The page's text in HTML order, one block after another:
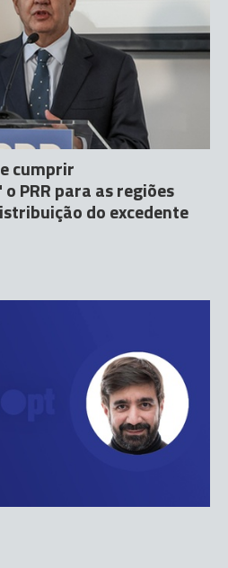
cumprir
PRR para as regiões
do excedente